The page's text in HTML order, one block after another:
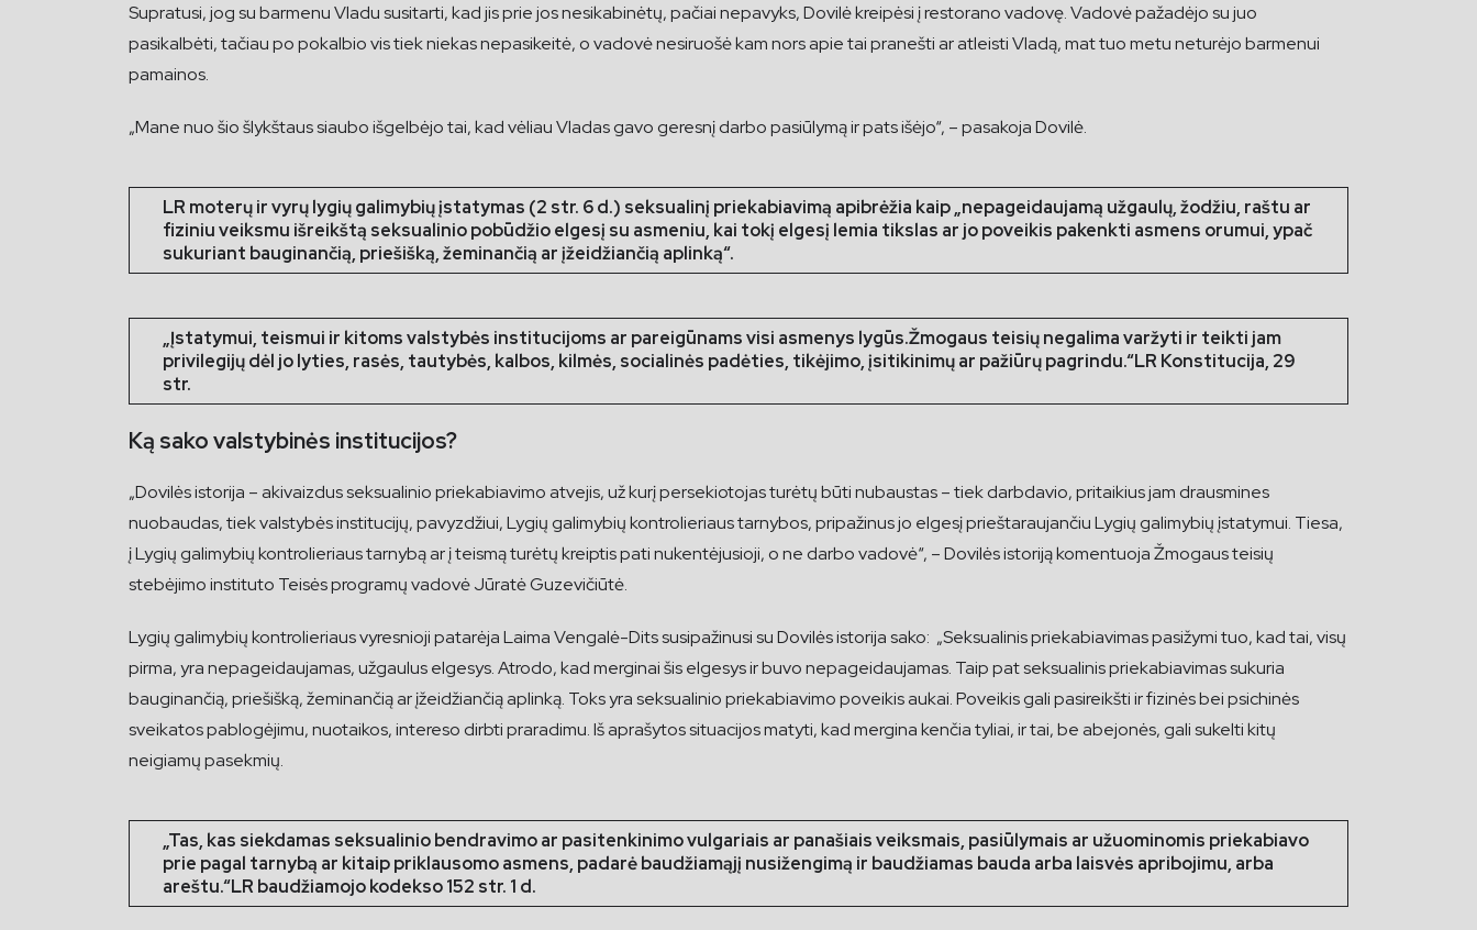
Supratusi, jog su barmenu Vladu susitarti, kad jis prie jos nesikabinėtų, pačiai nepavyks, Dovilė kreipėsi į restorano vadovę. Vadovė pažadėjo su juo
pasikalbėti, tačiau po pokalbio vis tiek niekas nepasikeitė, o vadovė nesiruošė kam nors apie tai pranešti ar atleisti Vladą, mat tuo metu neturėjo barmenui
pamainos.
„Mane nuo šio šlykštaus siaubo išgelbėjo tai, kad vėliau Vladas gavo geresnį darbo pasiūlymą ir pats išėjo“, – pasakoja Dovilė.
LR moterų ir vyrų lygių galimybių įstatymas (2 str. 6 d.) seksualinį priekabiavimą apibrėžia kaip „nepageidaujamą užgaulų, žodžiu, raštu ar
fiziniu veiksmu išreikštą seksualinio pobūdžio elgesį su asmeniu, kai tokį elgesį lemia tikslas ar jo poveikis pakenkti asmens orumui, ypač
sukuriant bauginančią, priešišką, žeminančią ar įžeidžiančią aplinką“.
„Įstatymui, teismui ir kitoms valstybės institucijoms ar pareigūnams visi asmenys lygūs.Žmogaus teisių negalima varžyti ir teikti jam
privilegijų dėl jo lyties, rasės, tautybės, kalbos, kilmės, socialinės padėties, tikėjimo, įsitikinimų ar pažiūrų pagrindu.“LR Konstitucija, 29
str.
Ką sako valstybinės institucijos?
„Dovilės istorija – akivaizdus seksualinio priekabiavimo atvejis, už kurį persekiotojas turėtų būti nubaustas – tiek darbdavio, pritaikius jam drausmines
nuobaudas, tiek valstybės institucijų, pavyzdžiui, Lygių galimybių kontrolieriaus tarnybos, pripažinus jo elgesį prieštaraujančiu Lygių galimybių įstatymui. Tiesa,
į Lygių galimybių kontrolieriaus tarnybą ar į teismą turėtų kreiptis pati nukentėjusioji, o ne darbo vadovė“, – Dovilės istoriją komentuoja Žmogaus teisių
stebėjimo instituto Teisės programų vadovė Jūratė Guzevičiūtė.
Lygių galimybių kontrolieriaus vyresnioji patarėja Laima Vengalė-Dits susipažinusi su Dovilės istorija sako: „Seksualinis priekabiavimas pasižymi tuo, kad tai, visų
pirma, yra nepageidaujamas, užgaulus elgesys. Atrodo, kad merginai šis elgesys ir buvo nepageidaujamas. Taip pat seksualinis priekabiavimas sukuria
bauginančią, priešišką, žeminančią ar įžeidžiančią aplinką. Toks yra seksualinio priekabiavimo poveikis aukai. Poveikis gali pasireikšti ir fizinės bei psichinės
sveikatos pablogėjimu, nuotaikos, intereso dirbti praradimu. Iš aprašytos situacijos matyti, kad mergina kenčia tyliai, ir tai, be abejonės, gali sukelti kitų
neigiamų pasekmių.
„Tas, kas siekdamas seksualinio bendravimo ar pasitenkinimo vulgariais ar panašiais veiksmais, pasiūlymais ar užuominomis priekabiavo
prie pagal tarnybą ar kitaip priklausomo asmens, padarė baudžiamąjį nusižengimą ir baudžiamas bauda arba laisvės apribojimu, arba
areštu.“LR baudžiamojo kodekso 152 str. 1 d.